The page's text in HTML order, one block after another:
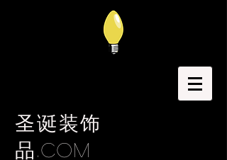
圣诞装饰
品.com